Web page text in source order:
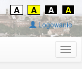
A A A A
Logowanie